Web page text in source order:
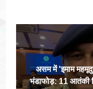
असम में 'इमाम
भंडाफोड़: 11 आतंकी